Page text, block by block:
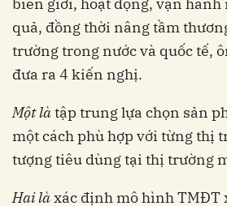
biên giới, hoạt động, vận hành
quả, đồng thời nâng tầm
trường trong nước và quốc tế,
đưa ra 4 kiến nghị.
Một làtập trung lựa chọn sản
một cách phù hợp với từng thị
tượng tiêu dùng tại thị trường
Hai làxác định mô hình TMĐT